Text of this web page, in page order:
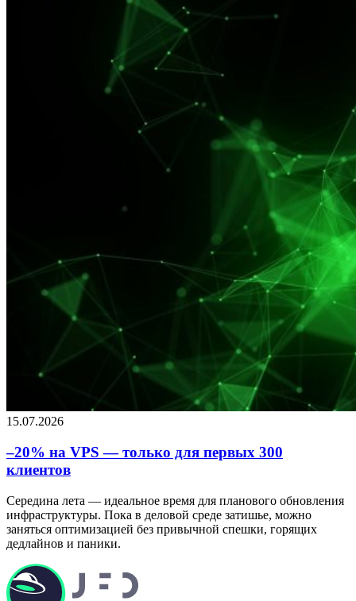
15.07.2026
–20% на VPS — только для первых 300
клиентов
Середина лета — идеальное время для планового обновления
инфраструктуры. Пока в деловой среде затишье, можно
заняться оптимизацией без привычной спешки, горящих
дедлайнов и паники.